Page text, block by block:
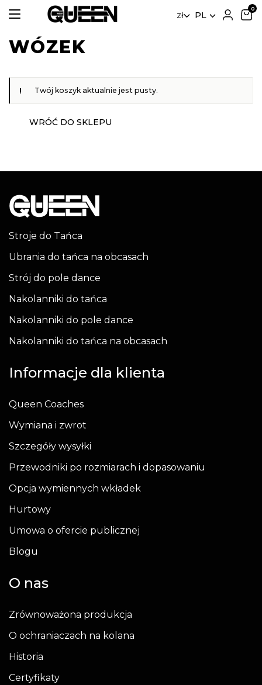
zł PL
WÓZEK
Twój koszyk aktualnie jest pusty.
WRÓĆ DO SKLEPU
Stroje do Tańca
Ubrania do tańca na obcasach
Strój do pole dance
Nakolanniki do tańca
Nakolanniki do pole dance
Nakolanniki do tańca na obcasach
Informacje dla klienta
Queen Coaches
Wymiana i zwrot
Szczegóły wysyłki
Przewodniki po rozmiarach i dopasowaniu
Opcja wymiennych wkładek
Hurtowy
Umowa o ofercie publicznej
Blogu
O nas
Zrównoważona produkcja
O ochraniaczach na kolana
Historia
Certyfikaty